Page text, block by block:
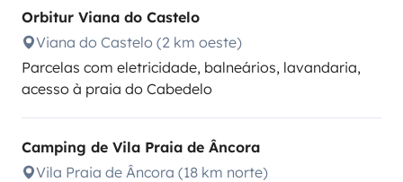
Orbitur Viana do Castelo
Viana do Castelo (2 km oeste)
Parcelas com eletricidade, balneários, lavandaria,
acesso à praia do Cabedelo
Camping de Vila Praia de Âncora
Vila Praia de Âncora (18 km norte)